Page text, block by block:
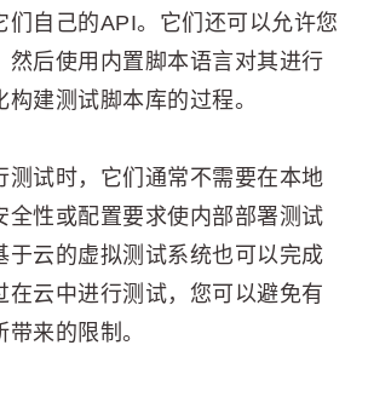
们自己的API。它们还可以允许您
然后使用内置脚本语言对其进行
建测试脚本库的过程。
测试时，它们通常不需要在本地
全性或配置要求使内部部署测试
于云的虚拟测试系统也可以完成
在云中进行测试，您可以避免有
来的限制。